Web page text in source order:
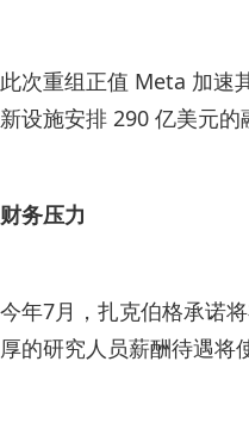
此次重组正值 Meta 加速
新设施安排 290 亿美元
财务压力
今年7月，扎克伯格承诺
厚的研究人员薪酬待遇将